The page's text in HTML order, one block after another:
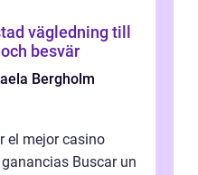
till
besvär
Bergholm
el mejor casino
Buscar un